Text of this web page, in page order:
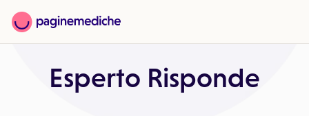
Esperto Risponde